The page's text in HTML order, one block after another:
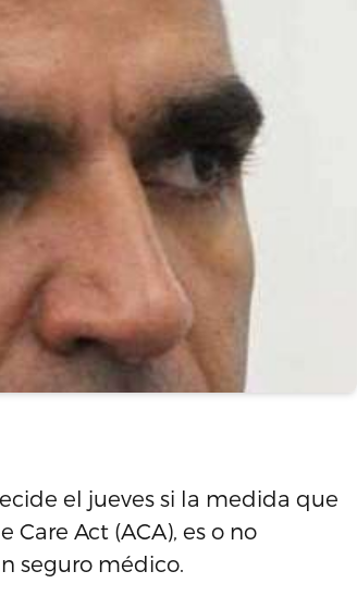
el jueves si la medida que
Act (ACA), es o no
seguro médico.